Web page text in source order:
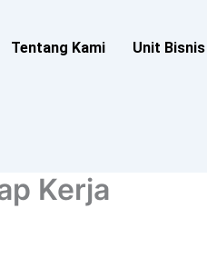
Tentang Kami Unit Bisnis
Kerja